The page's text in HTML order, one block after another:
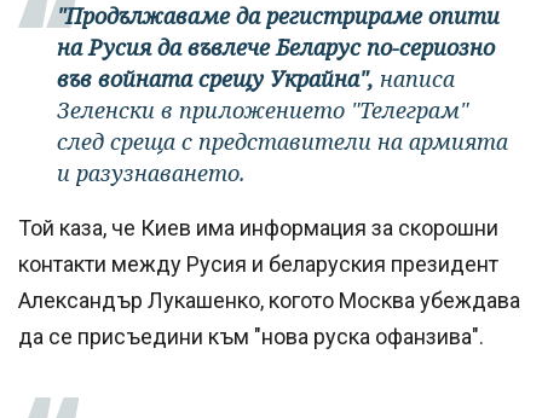
"Продължаваме да регистрираме опити
на Русия да въвлече Беларус по-сериозно
във войната срещу Украйна", написа
Зеленски в приложението "Телеграм"
след среща с представители на армията
и разузнаването.
Той каза, че Киев има информация за скорошни
контакти между Русия и беларуския президент
Александър Лукашенко, когото Москва убеждава
да се присъедини към "нова руска офанзива".